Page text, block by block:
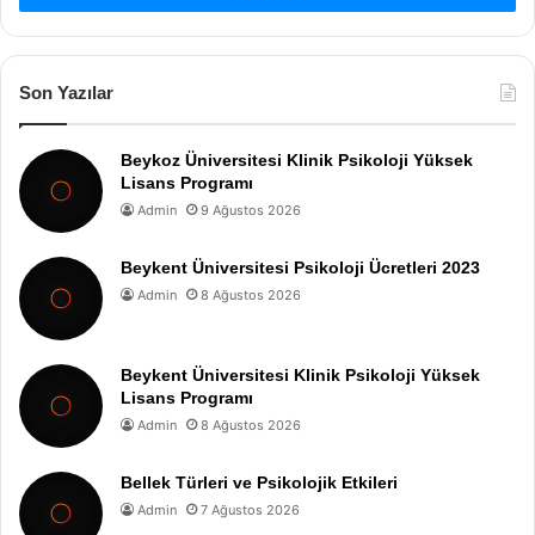
Son Yazılar
Beykoz Üniversitesi Klinik Psikoloji Yüksek
Lisans Programı
Admin 9 Ağustos 2026
Beykent Üniversitesi Psikoloji Ücretleri 2023
Admin 8 Ağustos 2026
Beykent Üniversitesi Klinik Psikoloji Yüksek
Lisans Programı
Admin 8 Ağustos 2026
Bellek Türleri ve Psikolojik Etkileri
Admin 7 Ağustos 2026